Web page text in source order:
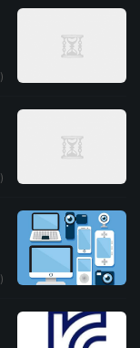
)
)
)